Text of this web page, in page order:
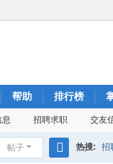
帮助 排行榜
息 招聘求职 交友
帖子 热搜: 招